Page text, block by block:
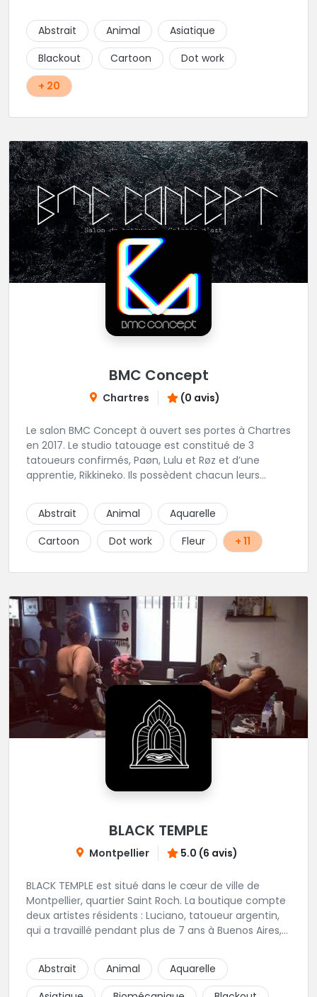
Abstrait Animal
Asiatique
Blackout
Cartoon
Dot work
+ 20
BMC Concept
Chartres (0 avis)
Le salon BMC Concept à ouvert ses portes à Chartres
en 2017. Le studio tatouage est constitué de 3
tatoueurs confirmés, Paøn, Lulu et Røz et d’une
apprentie, Rikkineko. Ils possèdent chacun leurs
souhaitant se faire tatouer de pouvoir construire un
projet entièrement personnalisé. Une pierceuse est
présente en Guest environ une semaine par mois au
salon.
Abstrait Animal
Aquarelle
Cartoon
Dot work Fleur + 11
BLACK TEMPLE
Montpellier 5.0 (6 avis)
BLACK TEMPLE est situé dans le cœur de ville de
Montpellier, quartier Saint Roch. La boutique compte
deux artistes résidents : Luciano, tatoueur argentin,
qui a travaillé pendant plus de 7 ans à Buenos Aires,
qui a travaillé dans plusieurs boutiques de la ville
avant de rejoindre notre équipe. La boutique
accueille plusieurs artistes tatoueurs en tant que
Abstrait Animal
Aquarelle